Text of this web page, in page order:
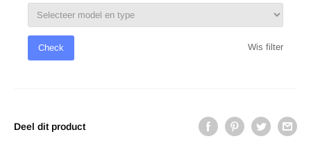
Check Wis filter
Deel dit product